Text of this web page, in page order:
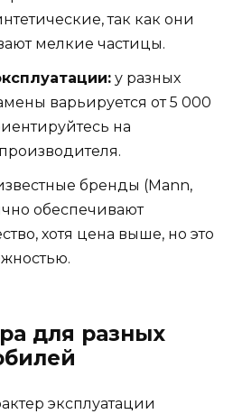
так как они
мелкие частицы.
у разных
варьируется от 5 000
на
бренды (Mann,
обеспечивают
хотя цена выше, но это
для разных
эксплуатации